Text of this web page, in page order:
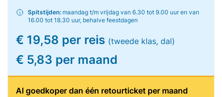
Spitstijden: maandag t/m vrijdag van 6.30 tot 9.00 uur en van
16.00 tot 18.30 uur, behalve feestdagen
€ 19,58 per reis (tweede klas, dal)
€ 5,83 per maand
Al goedkoper dan één retourticket per maand